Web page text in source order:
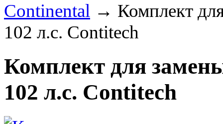
Continental → Комплект
102 л.с. Contitech
Комплект для
102 л.с. Contitech